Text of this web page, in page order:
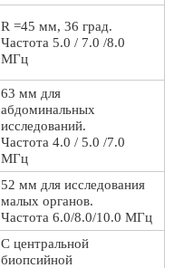
R =45 мм, 36 град.
Частота 5.0 / 7.0 /8.0
МГц
63 мм для
абдоминальных
исследований.
Частота 4.0 / 5.0 /7.0
МГц
52 мм для исследования
малых органов.
Частота 6.0/8.0/10.0 МГц
С центральной
биопсийной